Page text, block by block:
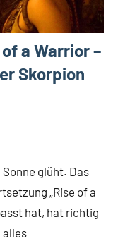
a Warrior –
Skorpion
glüht. Das
„Rise of a
hat, hat richtig
alles